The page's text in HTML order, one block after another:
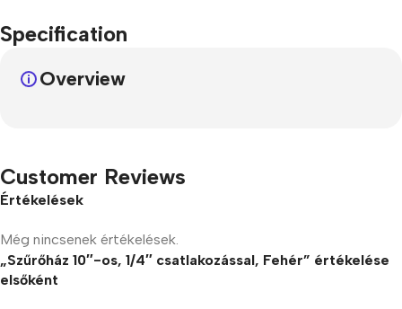
Specification
Overview
Customer Reviews
Értékelések
Még nincsenek értékelések.
„Szűrőház 10″-os, 1/4″ csatlakozással, Fehér” értékelése
elsőként